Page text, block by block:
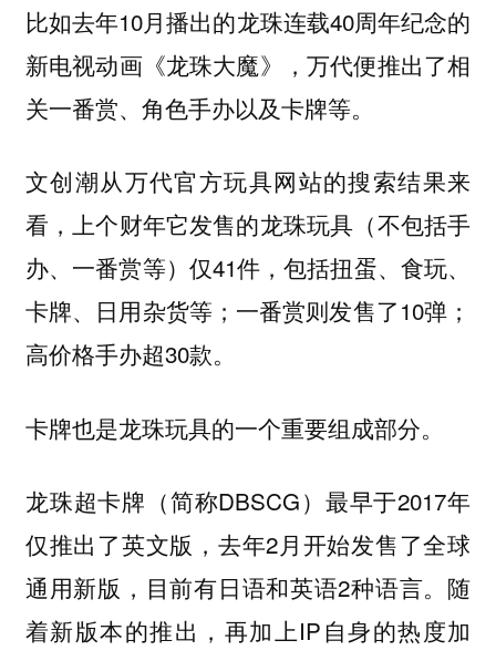
比如去年10月播出的龙珠连载40周年纪念的
新电视动画《龙珠大魔》，万代便推出了相
关一番赏、角色手办以及卡牌等。
文创潮从万代官方玩具网站的搜索结果来
看，上个财年它发售的龙珠玩具（不包括手
办、一番赏等）仅41件，包括扭蛋、食玩、
卡牌、日用杂货等；一番赏则发售了10弹；
高价格手办超30款。
卡牌也是龙珠玩具的一个重要组成部分。
龙珠超卡牌（简称DBSCG）最早于2017年
仅推出了英文版，去年2月开始发售了全球
通用新版，目前有日语和英语2种语言。随
着新版本的推出，再加上IP自身的热度加